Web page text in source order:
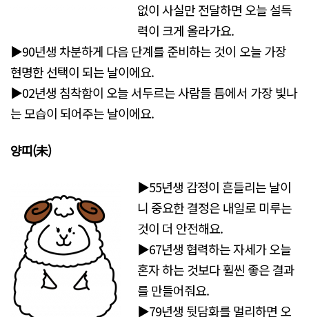
없이 사실만 전달하면 오늘 설득
력이 크게 올라가요.
▶90년생 차분하게 다음 단계를 준비하는 것이 오늘 가장
현명한 선택이 되는 날이에요.
▶02년생 침착함이 오늘 서두르는 사람들 틈에서 가장 빛나
는 모습이 되어주는 날이에요.
양띠(未)
▶55년생 감정이 흔들리는 날이
니 중요한 결정은 내일로 미루는
것이 더 안전해요.
▶67년생 협력하는 자세가 오늘
혼자 하는 것보다 훨씬 좋은 결과
를 만들어줘요.
▶79년생 뒷담화를 멀리하면 오